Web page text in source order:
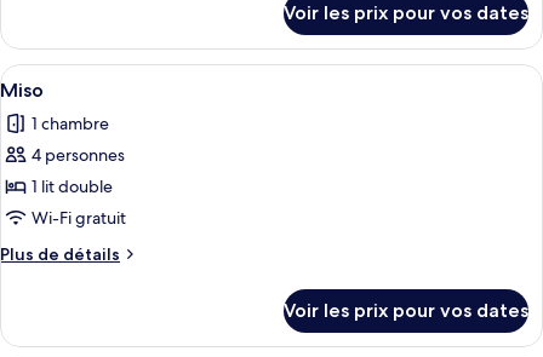
Haengbok
le
type
de
Haengbok
Voir les prix pour vos dates
Afficher
toutes
les
photos
pour
ce
type
de
Miso
Une chambre à coucher avec un lit
4
Miso
1 chambre
4 personnes
1 lit double
Wi-Fi gratuit
Plus de détails
Plus
le
Voir les prix pour vos dates